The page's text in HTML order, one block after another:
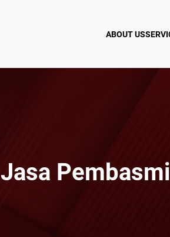
ABOUT US
Jasa